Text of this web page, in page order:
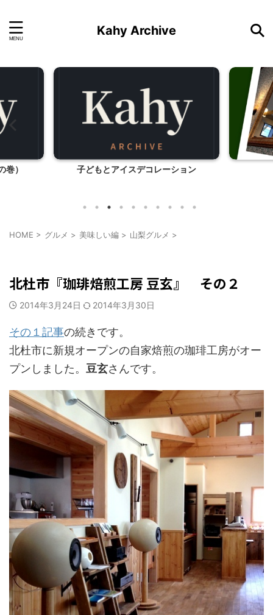
Kahy Archive
巻） 子どもとアイスデコレーション
HOME > グルメ > 美味しい編 > 山梨グルメ >
北杜市『珈琲焙煎工房 豆玄』 その２
2014年3月24日 2014年3月30日
その１記事の続きです。
北杜市に新規オープンの自家焙煎の珈琲工房がオー
プンしました。 豆玄さんです。